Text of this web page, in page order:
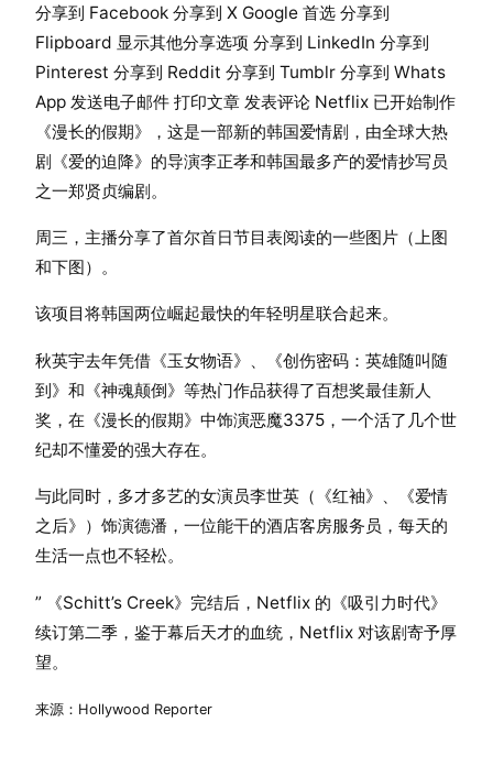
分享到 Facebook 分享到 X Google 首选 分享到
Flipboard 显示其他分享选项 分享到 LinkedIn 分享到
Pinterest 分享到 Reddit 分享到 Tumblr 分享到 Whats
App 发送电子邮件 打印文章 发表评论 Netflix 已开始制作
《漫长的假期》，这是一部新的韩国爱情剧，由全球大热
剧《爱的迫降》的导演李正孝和韩国最多产的爱情抄写员
之一郑贤贞编剧。
周三，主播分享了首尔首日节目表阅读的一些图片（上图
和下图）。
该项目将韩国两位崛起最快的年轻明星联合起来。
秋英宇去年凭借《玉女物语》、《创伤密码：英雄随叫随
到》和《神魂颠倒》等热门作品获得了百想奖最佳新人
奖，在《漫长的假期》中饰演恶魔3375，一个活了几个世
纪却不懂爱的强大存在。
与此同时，多才多艺的女演员李世英（《红袖》、《爱情
之后》）饰演德潘，一位能干的酒店客房服务员，每天的
生活一点也不轻松。
” 《Schitt’s Creek》完结后，Netflix 的《吸引力时代》
续订第二季，鉴于幕后天才的血统，Netflix 对该剧寄予厚
望。
来源：Hollywood Reporter